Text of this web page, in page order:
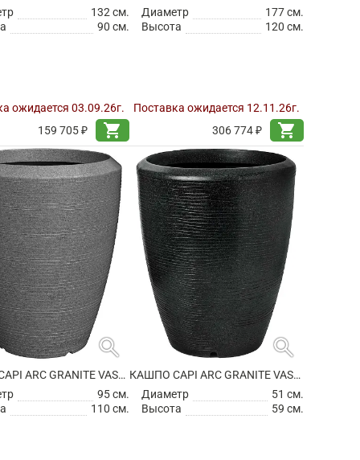
132 см.
90 см.
ожидается 03.09.26г.
159 705 ₽
shopping_cart
Диаметр
177 см.
Высота
120 см.
Поставка ожидается 12.11.26г.
306 774 ₽
shopping_cart
search
КАШПО CAPI ARC GRANITE VASE ELEGANT ANTHRACITE
95 см.
110 см.
search
КАШПО CAPI ARC GRANITE VASE ELEGANT BLACK
Диаметр
51 см.
Высота
59 см.